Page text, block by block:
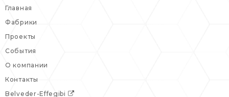
Главная
Фабрики
Проекты
События
О компании
Контакты
Belveder-Effegibi